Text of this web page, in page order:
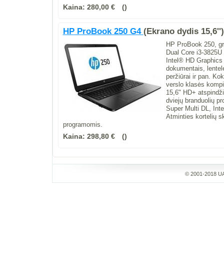
Kaina: 280,00 €
HP ProBook 250 G4 (Ekrano dydis 15,6'')
HP ProBook 250,
Dual Core i3-
Intel® HD
dokumentais,
peržiūrai ir pan.
verslo klasės
15,6" HD+
dviejų branduolių
Super Multi DL,
Atminties kortelių
programomis.
Kaina: 298,80 €
© 2001-2018